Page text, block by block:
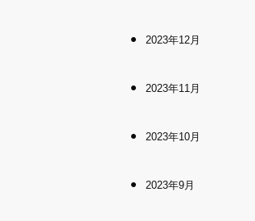
2023年12月
2023年11月
2023年10月
2023年9月